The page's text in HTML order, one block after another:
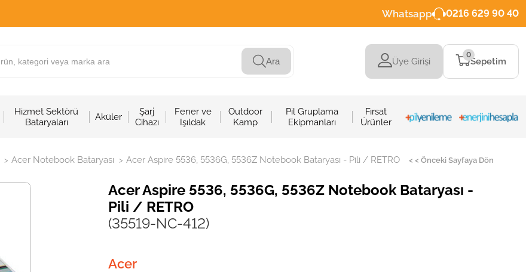
Whatsapp 0216 629 90 40
Ara Üye Girişi Sepetim
0
Hizmet Sektörü
Bataryaları
Aküler
Şarj
Cihazı
Fener ve
Işıldak
Outdoor
Kamp
Pil Gruplama
Ekipmanları
Fırsat
Ürünler
> Acer Notebook Bataryası > Acer Aspire 5536, 5536G, 5536Z Notebook Bataryası - Pili / RETRO < < Önceki Sayfaya Dön
Acer Aspire 5536, 5536G, 5536Z Notebook Bataryası -
Pili / RETRO
(35519-NC-412)
Acer